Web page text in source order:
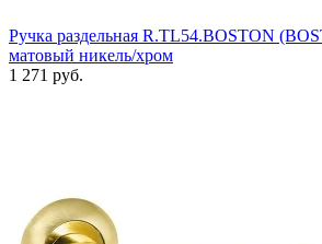
Ручка раздельная R.TL54.BOSTON
матовый никель/хром
1 271 руб.